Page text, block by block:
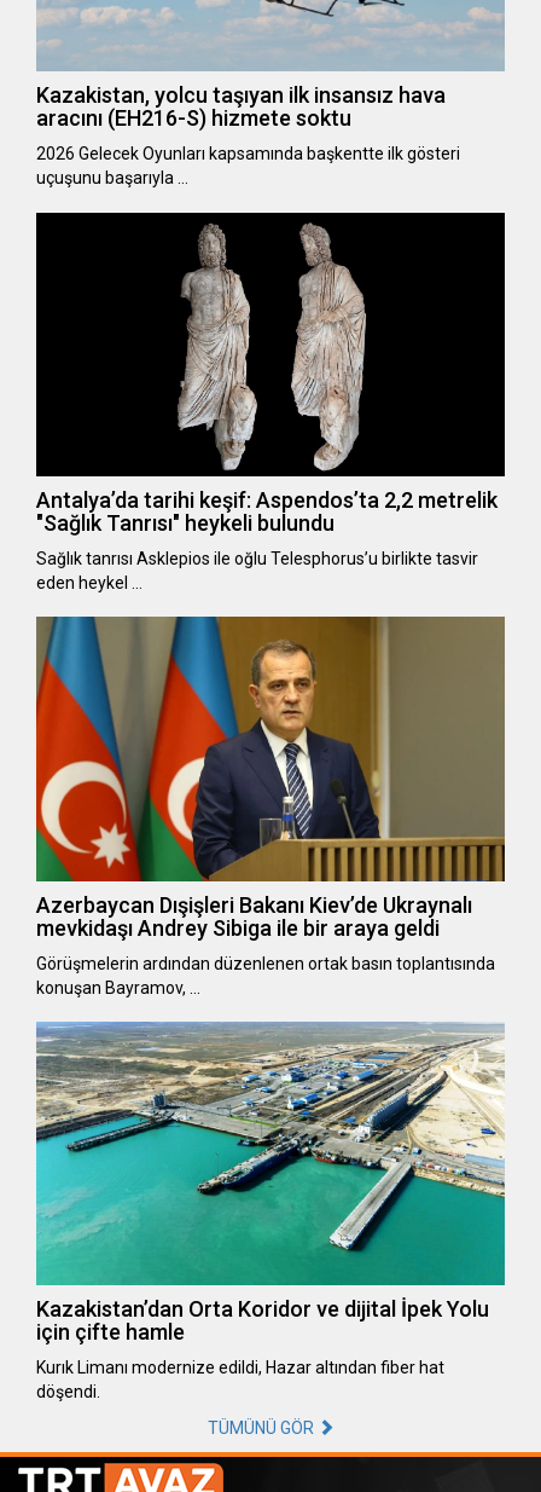
Kazakistan, yolcu taşıyan ilk insansız hava
aracını (EH216-S) hizmete soktu
2026 Gelecek Oyunları kapsamında başkentte ilk gösteri
uçuşunu başarıyla …
Antalya’da tarihi keşif: Aspendos’ta 2,2 metrelik
"Sağlık Tanrısı" heykeli bulundu
Sağlık tanrısı Asklepios ile oğlu Telesphorus’u birlikte tasvir
eden heykel …
Azerbaycan Dışişleri Bakanı Kiev’de Ukraynalı
mevkidaşı Andrey Sibiga ile bir araya geldi
Görüşmelerin ardından düzenlenen ortak basın toplantısında
konuşan Bayramov, …
Kazakistan’dan Orta Koridor ve dijital İpek Yolu
için çifte hamle
Kurık Limanı modernize edildi, Hazar altından fiber hat
döşendi.
TÜMÜNÜ GÖR